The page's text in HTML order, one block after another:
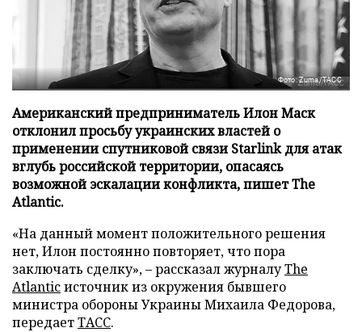
Фото: Zuma/ТАСС
Американский предприниматель Илон Маск
отклонил просьбу украинских властей о
применении спутниковой связи Starlink для атак
вглубь российской территории, опасаясь
возможной эскалации конфликта, пишет The
Atlantic.
«На данный момент положительного решения
нет, Илон постоянно повторяет, что пора
заключать сделку», – рассказал журналуThe
Atlanticисточник из окружения бывшего
министра обороны Украины Михаила Федорова,
передаетТАСС.